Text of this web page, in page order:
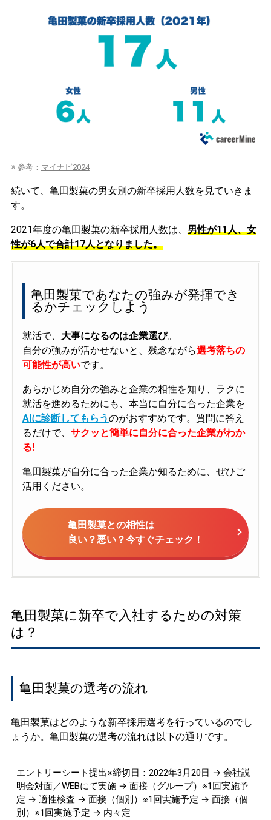
※ 参考： マイナビ2024
続いて、亀田製菓の男女別の新卒採用人数を見ていきま
す。
2021年度の亀田製菓の新卒採用人数は、 男性が11人、女
性が6人で合計17人となりました。
亀田製菓であなたの強みが発揮でき
るかチェックしよう
就活で、 大事になるのは企業選び。
自分の強みが活かせないと、残念ながら選考落ちの
可能性が高いです。
あらかじめ自分の強みと企業の相性を知り、ラクに
就活を進めるためにも、本当に自分に合った企業を
AIに診断してもらうのがおすすめです。質問に答え
るだけで、 サクッと簡単に自分に合った企業がわか
る!
亀田製菓が自分に合った企業か知るために、ぜひご
活用ください。
亀田製菓との相性は
良い？悪い？今すぐチェック！
亀田製菓に新卒で入社するための対策
は？
亀田製菓の選考の流れ
亀田製菓はどのような新卒採用選考を行っているのでし
ょうか。亀田製菓の選考の流れは以下の通りです。
エントリーシート提出※締切日：2022年3月20日 → 会社説
明会対面／WEBにて実施 → 面接（グループ）※1回実施予
定 → 適性検査 → 面接（個別）※1回実施予定 → 面接（個
別）※1回実施予定 → 内々定